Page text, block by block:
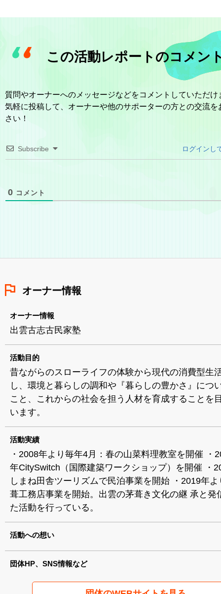
この活動レポートのコメン
質問やオーナーへのメッセージなどをコメントしていただけ
気軽に投稿して、オーナーや他のサポーターの方との交流を
さい！
Subscribe ログインし
0 コメント
オーナー情報
オーナー情報
出雲古志古民家塾
活動目的
昔ながらのスローライフの体験から現代の消費型生
し、環境と暮らしの調和や『暮らしの豊かさ』につ
こと、これからの社会を担う人材を育成することを
います。
活動実績
・2008年より毎年4月：春の山菜料理教室を開催 ・
年CitySwitch（国際建築ワークショップ）を開催 ・
しまね田舎ツーリズムで民泊事業を開始 ・2019年
葺工務店事業を開始。出雲の茅葺き文化の継 承と発
た活動を行っている。
活動への想い
団体HP、SNS情報など